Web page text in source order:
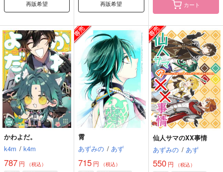
再販希望 再販希望 カート
かわよだ。
k4m / k4m
787 円 （税込）
霄
あずみの / あず
715 円 （税込）
仙人サマのXX事情
あずみの / あず
550円 （税込）